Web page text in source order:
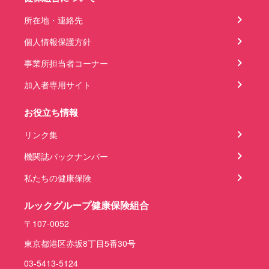
所在地・連絡先
個人情報保護方針
事業所担当者コーナー
加入者専用サイト
お役立ち情報
リンク集
機関誌バックナンバー
私たちの健康保険
ルックグループ健康保険組合
〒107-0052
東京都港区赤坂8丁目5番30号
03-5413-5124